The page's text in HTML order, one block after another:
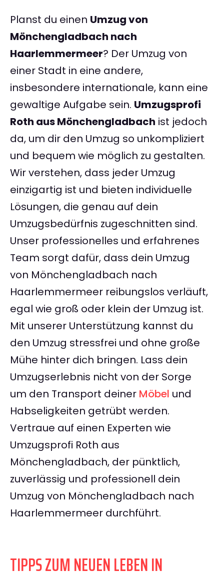
Planst du einen Umzug von
Mönchengladbach nach
Haarlemmermeer? Der Umzug von
einer Stadt in eine andere,
insbesondere internationale, kann eine
gewaltige Aufgabe sein. Umzugsprofi
Roth aus Mönchengladbach ist jedoch
da, um dir den Umzug so unkompliziert
und bequem wie möglich zu gestalten.
Wir verstehen, dass jeder Umzug
einzigartig ist und bieten individuelle
Lösungen, die genau auf dein
Umzugsbedürfnis zugeschnitten sind.
Unser professionelles und erfahrenes
Team sorgt dafür, dass dein Umzug
von Mönchengladbach nach
Haarlemmermeer reibungslos verläuft,
egal wie groß oder klein der Umzug ist.
Mit unserer Unterstützung kannst du
den Umzug stressfrei und ohne große
Mühe hinter dich bringen. Lass dein
Umzugserlebnis nicht von der Sorge
um den Transport deiner Möbel und
Habseligkeiten getrübt werden.
Vertraue auf einen Experten wie
Umzugsprofi Roth aus
Mönchengladbach, der pünktlich,
zuverlässig und professionell dein
Umzug von Mönchengladbach nach
Haarlemmermeer durchführt.
TIPPS ZUM NEUEN LEBEN IN